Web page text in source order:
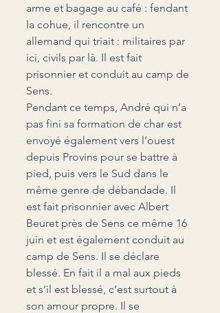
arme et bagage au café : fendant
la cohue, il rencontre un
allemand qui triait : militaires par
ici, civils par là. Il est fait
prisonnier et conduit au camp de
Sens.
Pendant ce temps, André qui n’a
pas fini sa formation de char est
envoyé également vers l’ouest
depuis Provins pour se battre à
pied, puis vers le Sud dans le
même genre de débandade. Il
est fait prisonnier avec Albert
Beuret près de Sens ce même 16
juin et est également conduit au
camp de Sens. Il se déclare
blessé. En fait il a mal aux pieds
et s’il est blessé, c’est surtout à
son amour propre. Il se